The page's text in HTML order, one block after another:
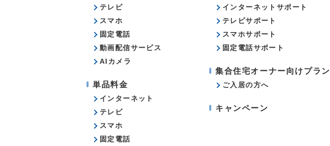
テレビ
スマホ
固定電話
動画配信サービス
AIカメラ
単品料金
インターネット
テレビ
スマホ
固定電話
インターネットサポート
テレビサポート
スマホサポート
固定電話サポート
集合住宅オーナー向けプラン
ご入居の方へ
キャンペーン